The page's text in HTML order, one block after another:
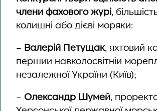
члени фахового журі,
колишні або дієві моряки:
– Валерій Петущак, яхтовий
перший навколосвітній
незалежної України (Київ);
– Олександр Шумей,